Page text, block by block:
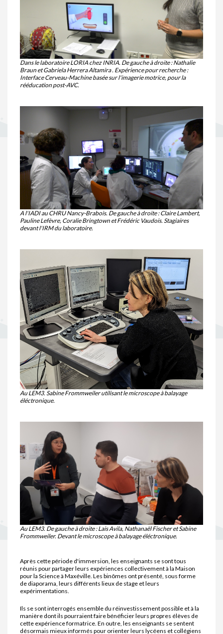
Dans le laboratoire LORIA chez INRIA. De gauche à droite : Nathalie
Braun et Gabriela Herrera Altamira . Expérience pour recherche :
Interface Cerveau-Machine basée sur l'imagerie motrice, pour la
rééducation post-AVC.
A l'IADI au CHRU Nancy-Brabois. De gauche à droite : Claire Lambert,
Pauline Lefèvre, Coralie Bringtown et Frédéric Vaudois. Stagiaires
devant l'IRM du laboratoire.
Au LEM3. Sabine Frommweiler utilisant le microscope à balayage
éléctronique.
Au LEM3. De gauche à droite : Lais Avila, Nathanaël Fischer et Sabine
Frommweiler. Devant le microscope à balayage éléctronique.
Après cette période d'immersion, les enseignants se sont tous
réunis pour partager leurs expériences collectivement à la Maison
pour la Science à Maxéville. Les binômes ont présenté, sous forme
de diaporama, leurs différents lieux de stage et leurs
expérimentations.
Ils se sont interrogés ensemble du réinvestissement possible et à la
manière dont ils pourraient faire bénéficier leurs propres élèves de
cette expérience formatrice. En outre, les enseignants se sentent
désormais mieux informés pour orienter leurs lycéens et collégiens